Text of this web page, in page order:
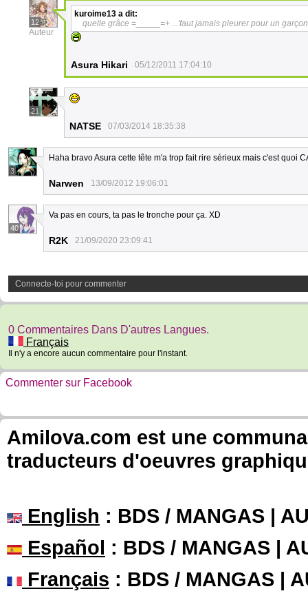
12
Auteur
kuroime13 a dit:
quelle grâce =
=+ ...'faut jamais pleurer pour un
Asura Hikari 05/12/2011 17:04:10
21
NATSE 07/03/2014 18:35:38
3
Haha bravo Asura cette tête m'a trop fait rire sérieux mais c'est quoi
Narwen 13/09/2012 19:06:01
40
Va pas en cours, ta pas le tronche pour ça. XD
R2K 21/09/2020 23:09:41
Connecte-toi pour commenter
0 Commentaires Dans D'autres Langues.
Français
Il n'y a encore aucun commentaire pour l'instant.
Commenter sur Facebook
Amilova.com est une
traducteurs d'oeuvres
English : BDS / MANGAS |
Español : BDS / MANGAS |
Français : BDS / MANGAS |